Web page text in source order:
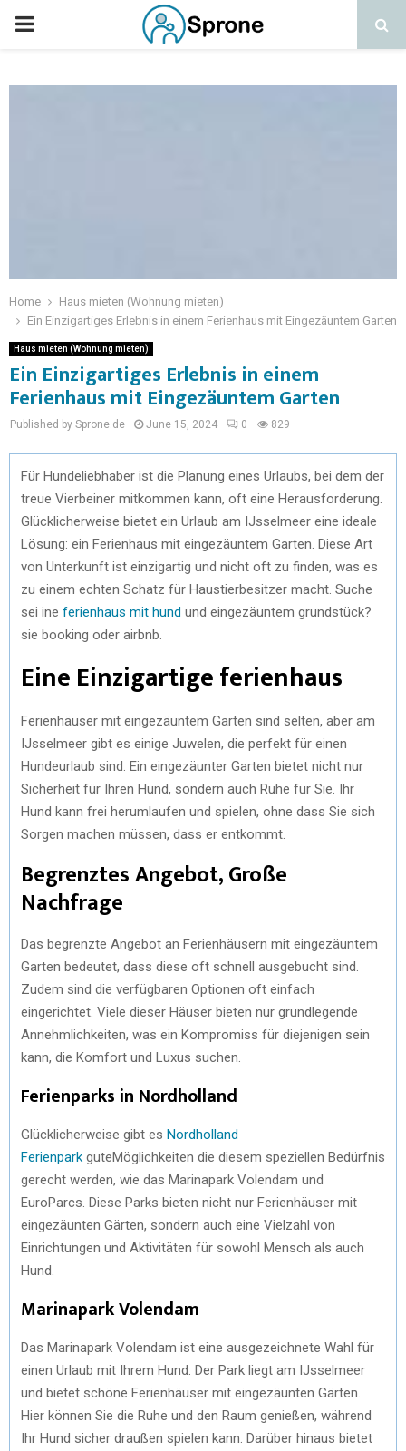
Home
Haus mieten (Wohnung mieten)
Ein Einzigartiges Erlebnis in einem Ferienhaus mit Eingezäuntem Garten
Haus mieten (Wohnung mieten)
Ein Einzigartiges Erlebnis in einem
Ferienhaus mit Eingezäuntem Garten
Published by Sprone.de June 15, 2024 0 829
Für Hundeliebhaber ist die Planung eines Urlaubs, bei dem der
treue Vierbeiner mitkommen kann, oft eine Herausforderung.
Glücklicherweise bietet ein Urlaub am IJsselmeer eine ideale
Lösung: ein Ferienhaus mit eingezäuntem Garten. Diese Art
von Unterkunft ist einzigartig und nicht oft zu finden, was es
zu einem echten Schatz für Haustierbesitzer macht. Suche
sei ine ferienhaus mit hund und eingezäuntem grundstück?
sie booking oder airbnb.
Eine Einzigartige ferienhaus
Ferienhäuser mit eingezäuntem Garten sind selten, aber am
IJsselmeer gibt es einige Juwelen, die perfekt für einen
Hundeurlaub sind. Ein eingezäunter Garten bietet nicht nur
Sicherheit für Ihren Hund, sondern auch Ruhe für Sie. Ihr
Hund kann frei herumlaufen und spielen, ohne dass Sie sich
Sorgen machen müssen, dass er entkommt.
Begrenztes Angebot, Große
Nachfrage
Das begrenzte Angebot an Ferienhäusern mit eingezäuntem
Garten bedeutet, dass diese oft schnell ausgebucht sind.
Zudem sind die verfügbaren Optionen oft einfach
eingerichtet. Viele dieser Häuser bieten nur grundlegende
Annehmlichkeiten, was ein Kompromiss für diejenigen sein
kann, die Komfort und Luxus suchen.
Ferienparks in Nordholland
Glücklicherweise gibt es Nordholland
Ferienpark guteMöglichkeiten die diesem speziellen Bedürfnis
gerecht werden, wie das Marinapark Volendam und
EuroParcs. Diese Parks bieten nicht nur Ferienhäuser mit
eingezäunten Gärten, sondern auch eine Vielzahl von
Einrichtungen und Aktivitäten für sowohl Mensch als auch
Hund.
Marinapark Volendam
Das Marinapark Volendam ist eine ausgezeichnete Wahl für
einen Urlaub mit Ihrem Hund. Der Park liegt am IJsselmeer
und bietet schöne Ferienhäuser mit eingezäunten Gärten.
Hier können Sie die Ruhe und den Raum genießen, während
Ihr Hund sicher draußen spielen kann. Darüber hinaus bietet